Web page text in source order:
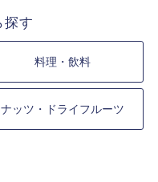
料理・飲料
ナッツ・ドライフルーツ